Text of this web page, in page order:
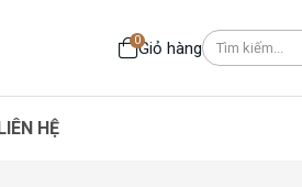
0Giỏ hàng
HỆ